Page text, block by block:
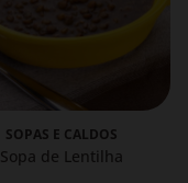
SOPAS E CALDOS
Sopa de Lentilha